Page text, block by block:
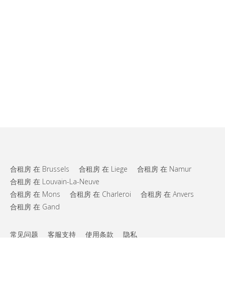
合租房 在 Brussels 合租房 在 Liege
合租房 在 Namur
合租房 在 Louvain-La-Neuve
合租房 在 Mons
合租房 在 Charleroi
合租房 在 Anvers
合租房 在 Gand
常见问题 客服支持 使用条款 隐私